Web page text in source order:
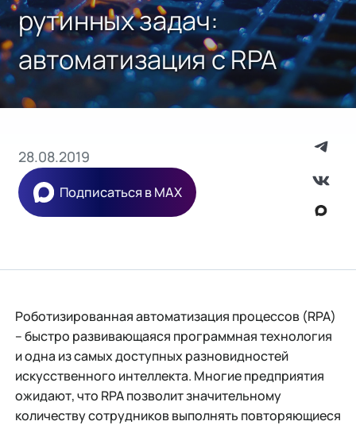
рутинных задач:
автоматизация с RPA
28.08.2019
Подписаться в MAX
Роботизированная автоматизация процессов (RPA)
– быстро развивающаяся программная технология
и одна из самых доступных разновидностей
искусственного интеллекта. Многие предприятия
ожидают, что RPA позволит значительному
количеству сотрудников выполнять повторяющиеся